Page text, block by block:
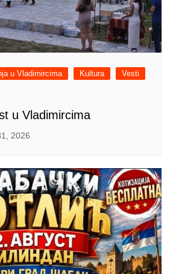
u Vladimircima Kultura
Vesti
u Vladimircima
2026